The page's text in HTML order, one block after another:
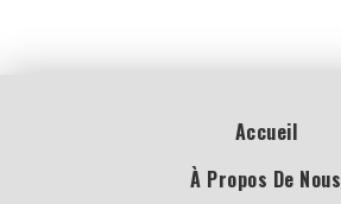
Accueil
À Propos De Nous